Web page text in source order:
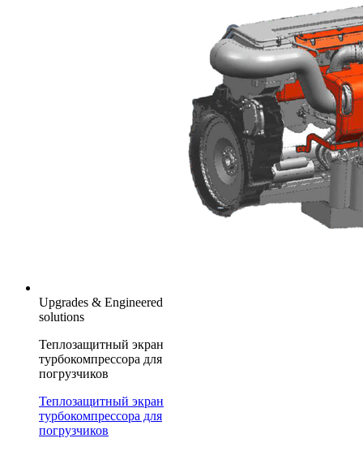
Upgrades & Engineered
solutions
Теплозащитный экран
турбокомпрессора для
погрузчиков
Теплозащитный экран
турбокомпрессора для
погрузчиков